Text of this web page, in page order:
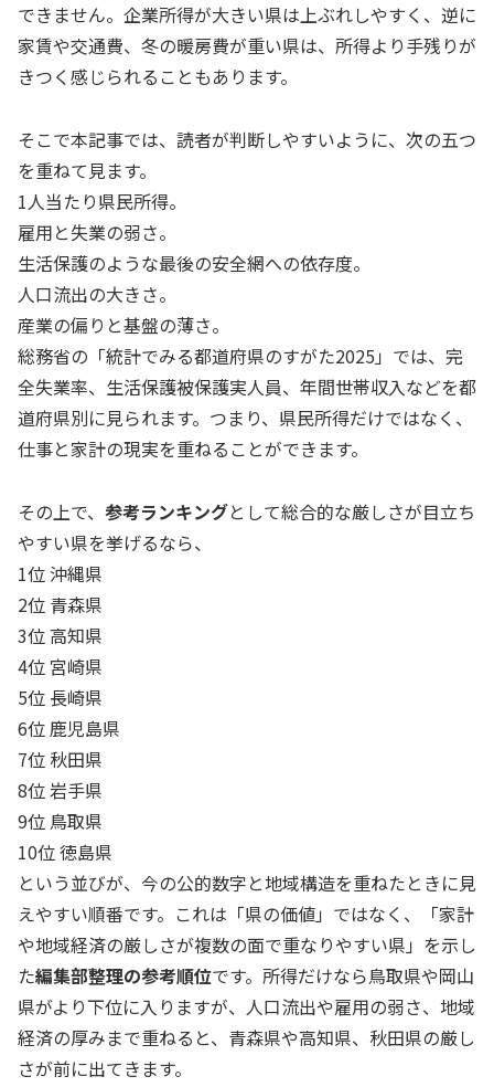
できません。企業所得が大きい県は上ぶれしやすく、逆に
家賃や交通費、冬の暖房費が重い県は、所得より手残りが
きつく感じられることもあります。
そこで本記事では、読者が判断しやすいように、次の五つ
を重ねて見ます。
1人当たり県民所得。
雇用と失業の弱さ。
生活保護のような最後の安全網への依存度。
人口流出の大きさ。
産業の偏りと基盤の薄さ。
総務省の「統計でみる都道府県のすがた2025」では、完
全失業率、生活保護被保護実人員、年間世帯収入などを都
道府県別に見られます。つまり、県民所得だけではなく、
仕事と家計の現実を重ねることができます。
その上で、 参考ランキングとして総合的な厳しさが目立ち
やすい県を挙げるなら、
1位 沖縄県
2位 青森県
3位 高知県
4位 宮崎県
5位 長崎県
6位 鹿児島県
7位 秋田県
8位 岩手県
9位 鳥取県
10位 徳島県
という並びが、今の公的数字と地域構造を重ねたときに見
えやすい順番です。これは「県の価値」ではなく、「家計
や地域経済の厳しさが複数の面で重なりやすい県」を示し
た編集部整理の参考順位です。所得だけなら鳥取県や岡山
県がより下位に入りますが、人口流出や雇用の弱さ、地域
経済の厚みまで重ねると、青森県や高知県、秋田県の厳し
さが前に出てきます。